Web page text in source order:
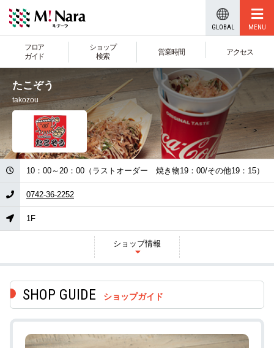
GLOBAL
フロア
ガイド
ショップ
検索
営業時間 アクセス
たこぞう
takozou
0742-36-2252
1F
ショップ情報
ショップガイド